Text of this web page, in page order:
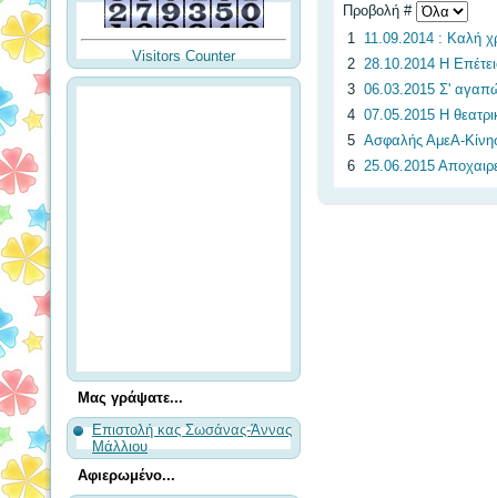
Visitors Counter
Μας γράψατε...
Επιστολή κας Σωσάνας-Άννας
Μάλλιου
Αφιερωμένο...
Προβολή #
1 11.09.2014 : Καλή
2 28.10.2014 Η
3 06.03.2015 Σ'
4 07.05.2015 Η
5 Ασφαλής ΑμεΑ-
6 25.06.2015